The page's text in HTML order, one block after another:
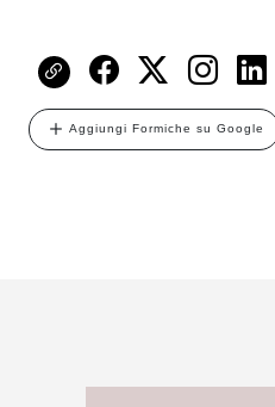
Aggiungi Formiche su Google